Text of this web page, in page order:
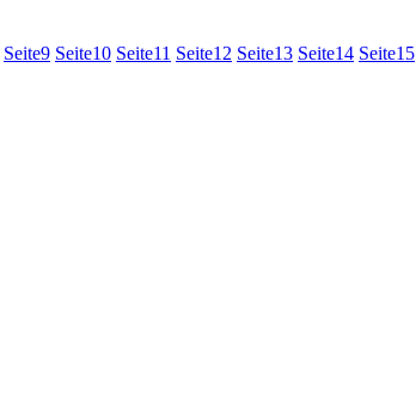
Seite9 Seite10 Seite11 Seite12 Seite13 Seite14 Seite15